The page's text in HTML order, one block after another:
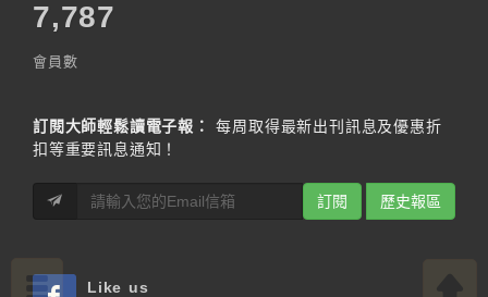
7,787
會員數
訂閱大師輕鬆讀電子報：
每周取得最新出刊訊息及優惠折
扣等重要訊息通知！
訂閱 歷史報區
Like us